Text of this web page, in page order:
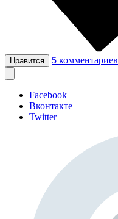
Нравится 5 комментариев
Facebook
Вконтакте
Twitter